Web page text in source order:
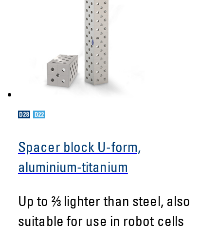
Spacer block U-form,
aluminium-titanium
Up to ⅔ lighter than steel, also
suitable for use in robot cells